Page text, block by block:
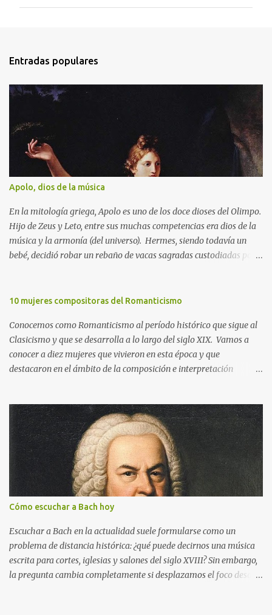
t
r
o
Entradas populares
Apolo, dios de la música
En la mitología griega, Apolo es uno de los doce dioses del Olimpo.
Hijo de Zeus y Leto, entre sus muchas competencias era dios de la
música y la armonía (del universo). Hermes, siendo todavía un
bebé, decidió robar un rebaño de vacas sagradas custodiadas por
ladrón. Finalmente, para calmar la cólera de Apolo, Hermes le
como el plectro para tañer las cuerdas hechas de tripa de vaca.
Aunque en el mito Apolo recibe como recompensa una lira, el
principal atributo con el que se le representa también es la cítara
(versión posterior de la lira), además del arco y las flechas. La
Pitio , 1813. Colección privada. Imagen de dominio público. ...
10 mujeres compositoras del Romanticismo
Conocemos como Romanticismo al período histórico que sigue al
Clasicismo y que se desarrolla a lo largo del siglo XIX. Vamos a
conocer a diez mujeres que vivieron en esta época y que
destacaron en el ámbito de la composición e interpretación
parte inferior derecha de la imagen y luego en el símbolo de las
flechas, podrás visualizar la presentación a pantalla completa.
Cómo escuchar a Bach hoy
Escuchar a Bach en la actualidad suele formularse como un
problema de distancia histórica: ¿qué puede decirnos una música
escrita para cortes, iglesias y salones del siglo XVIII? Sin embargo,
la pregunta cambia completamente si desplazamos el foco desde